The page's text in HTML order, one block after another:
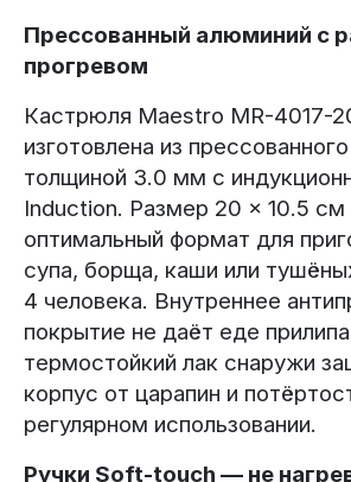
Прессованный алюминий с
прогревом
Кастрюля Maestro MR-4017-
изготовлена из
толщиной 3.0 мм с
Induction. Размер 20 × 10.5
оптимальный формат для
супа, борща, каши или
4 человека. Внутреннее
покрытие не даёт еде
термостойкий лак снаружи
корпус от царапин и
регулярном использовании.
Ручки Soft-touch — не